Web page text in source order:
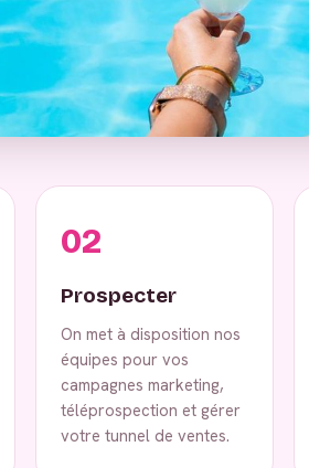
02
Prospecter
On met à disposition nos
équipes pour vos
campagnes marketing,
téléprospection et gérer
votre tunnel de ventes.